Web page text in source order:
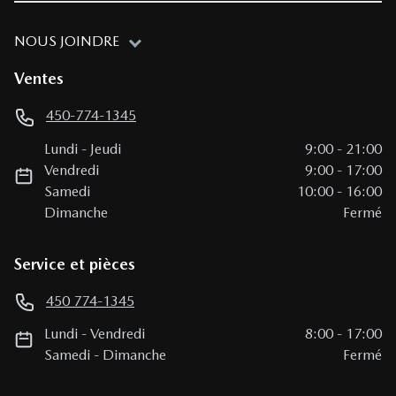
NOUS JOINDRE
Ventes
450-774-1345
Lundi - Jeudi 9:00 - 21:00
Vendredi
9:00 - 17:00
Samedi
10:00 - 16:00
Dimanche
Fermé
Service et pièces
450 774-1345
Lundi -Vendredi 8:00 - 17:00
Samedi - Dimanche Fermé